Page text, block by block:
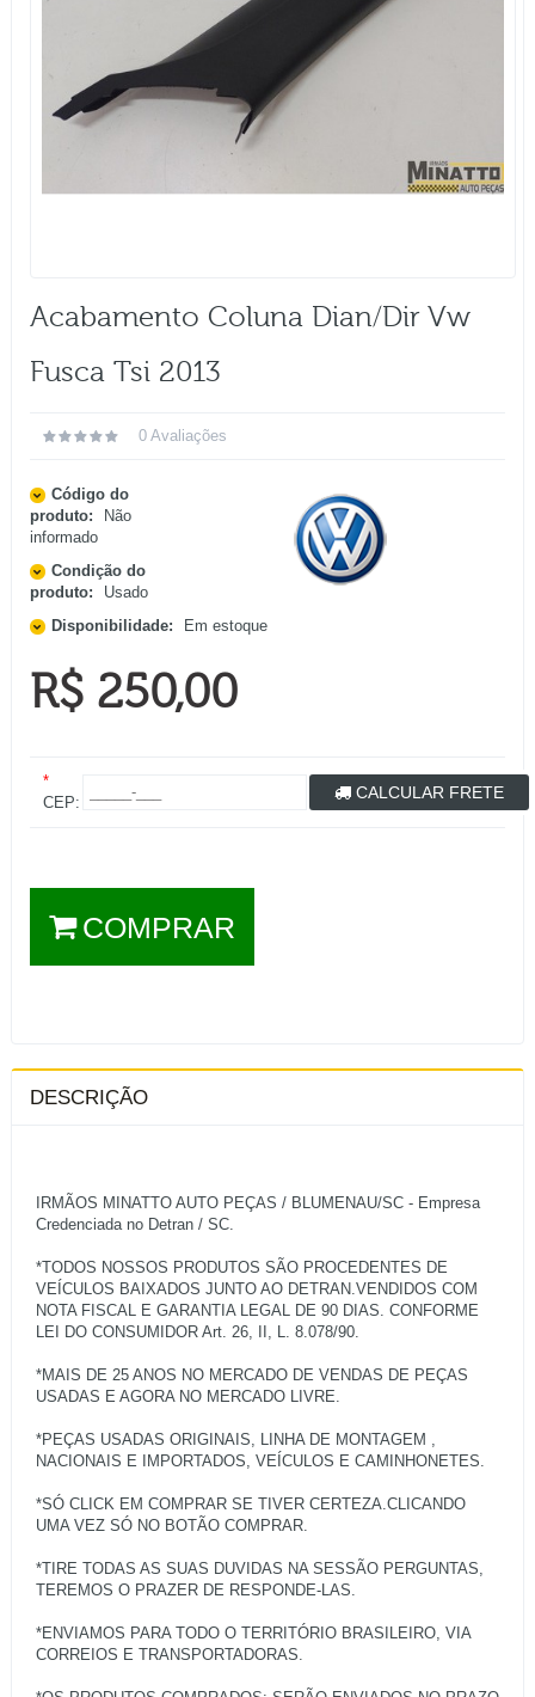
Acabamento Coluna Dian/dir Vw
Fusca Tsi 2013
0 Avaliações
Código do
produto:
Não
informado
Condição do
produto:
Usado
Disponibilidade:
Em estoque
R$ 250,00
*
CEP:
CALCULAR FRETE
COMPRAR
DESCRIÇÃO
IRMÃOS MINATTO AUTO PEÇAS / BLUMENAU/SC - Empresa
Credenciada no Detran / SC.
*TODOS NOSSOS PRODUTOS SÃO PROCEDENTES DE
VEÍCULOS BAIXADOS JUNTO AO DETRAN.VENDIDOS COM
NOTA FISCAL E GARANTIA LEGAL DE 90 DIAS. CONFORME
LEI DO CONSUMIDOR Art. 26, II, L. 8.078/90.
*MAIS DE 25 ANOS NO MERCADO DE VENDAS DE PEÇAS
USADAS E AGORA NO MERCADO LIVRE.
*PEÇAS USADAS ORIGINAIS, LINHA DE MONTAGEM ,
NACIONAIS E IMPORTADOS, VEÍCULOS E CAMINHONETES.
*SÓ CLICK EM COMPRAR SE TIVER CERTEZA.CLICANDO
UMA VEZ SÓ NO BOTÃO COMPRAR.
*TIRE TODAS AS SUAS DUVIDAS NA SESSÃO PERGUNTAS,
TEREMOS O PRAZER DE RESPONDE-LAS.
*ENVIAMOS PARA TODO O TERRITÓRIO BRASILEIRO, VIA
CORREIOS E TRANSPORTADORAS.